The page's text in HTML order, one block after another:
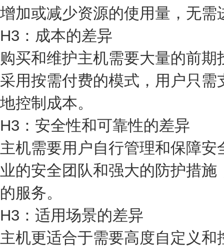
增加或减少资源的使用量，无需
H3：成本的差异
购买和维护主机需要大量的前
采用按需付费的模式，用户只
地控制成本。
H3：安全性和可靠性的差异
主机需要用户自行管理和保障
业的安全团队和强大的防护措
的服务。
H3：适用场景的差异
主机更适合于需要高度自定义